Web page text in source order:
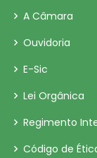
A Câmara
Ouvidoria
E-Sic
Lei Orgânica
Regimento
Código de